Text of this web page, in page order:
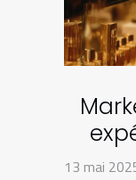
13 mai